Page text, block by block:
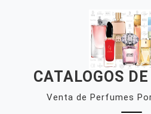
CATALOGOS
Venta de Perfumes